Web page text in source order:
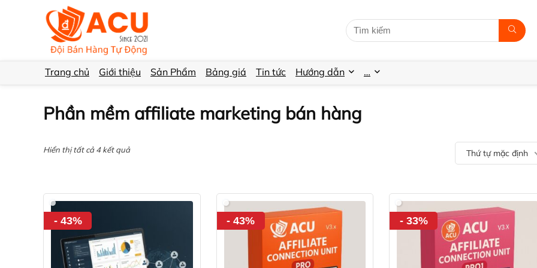
Trang chủ Giới thiệu Sản Phẩm Bảng giá Tin tức Hướng dẫn …
Phần mềm affiliate marketing bán hàng
Hiển thị tất cả 4 kết quả Thứ tự mặc định
- 43% - 43% - 33%